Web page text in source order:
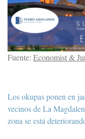
Fuente: Economist &
Navegación
de
entradas
Los okupas ponen en
vecinos de La
zona se está